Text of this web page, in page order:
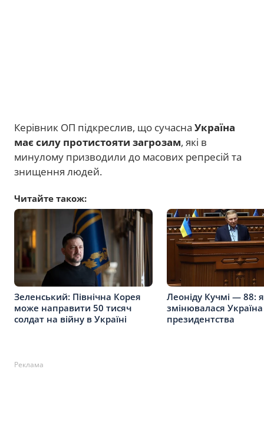
Керівник ОП підкреслив, що сучасна Україна
має силу протистояти загрозам, які в
минулому призводили до масових репресій та
знищення людей.
Читайте також:
Зеленський: Північна Корея
може направити 50 тисяч
солдат на війну в Україні
Леоніду Кучмі — 88:
змінювалася
президентства
Реклама